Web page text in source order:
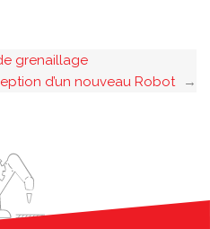
grenaillage
d’un nouveau Robot
→